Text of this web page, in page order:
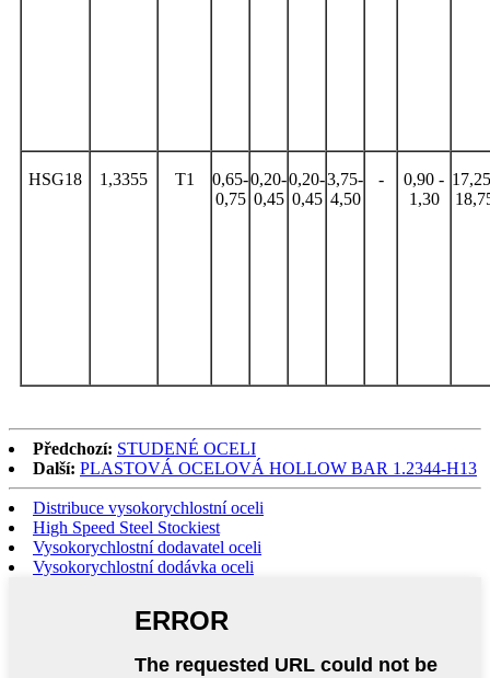
HSG18 1,3355 T1
0,65-
0,75
0,20-
0,45
0,20-
0,45
3,75-
4,50
-
0,90 -
1,30
Předchozí: STUDENÉ OCELI
Další: PLASTOVÁ OCELOVÁ HOLLOW BAR 1.2344-H13
Distribuce vysokorychlostní oceli
High Speed ​​Steel Stockiest
Vysokorychlostní dodavatel oceli
Vysokorychlostní dodávka oceli